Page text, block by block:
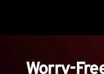
Worry-